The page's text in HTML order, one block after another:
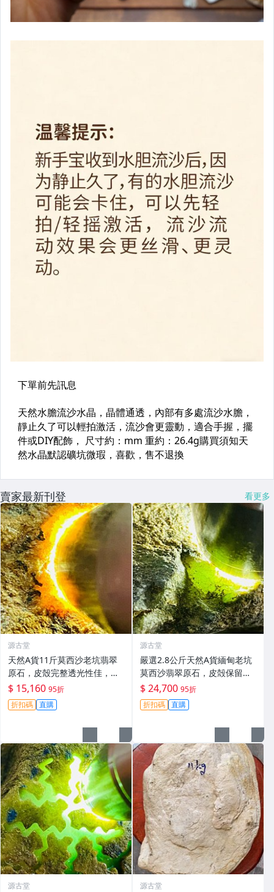
賣家最新刊登 看更多
源古堂
天然A貨11斤莫西沙老坑翡翠
原石，皮殼完整透光性佳，黃
霧美如冰裂，適合製作手鐲或
牌子。嚴選原石未動，保存完
好。冰感強，種水優良。翡翠
$ 15,160 95折
折扣碼 直購
源古堂
嚴選2.8公斤天然A貨緬甸老坑
莫西沙翡翠原石，皮殻保留自
然熒光，適合雕刻手鐲或擺放
品鑑。支持檢測，全國保真。
莫西沙 翡翠 原石
$ 24,700 95折
折扣碼 直購
源古堂 源古堂